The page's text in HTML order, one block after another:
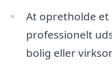
At opretholde
professionelt
bolig eller